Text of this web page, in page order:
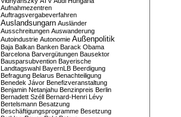
Aufnahmezentren
Auftragsvergabeverfahren
Auslandsungarn Ausländer
Ausschreitungen Auswanderung
Autoindustrie Autonomie Außenpolitik
Baja Balkan Banken Barack Obama
Barcelona Barvergütungen Bausektor
Bausparsubvention Bayerische
Landtagswahl BayernLB Beerdigung
Befragung Belarus Benachteiligung
Benedek Jávor Benefizveranstaltung
Benjamin Netanjahu Benzinpreis Berlin
Bernadett Széll Bernard-Henri Lévy
Bertelsmann Besatzung
Beschäftigungsprogramme Besetzung